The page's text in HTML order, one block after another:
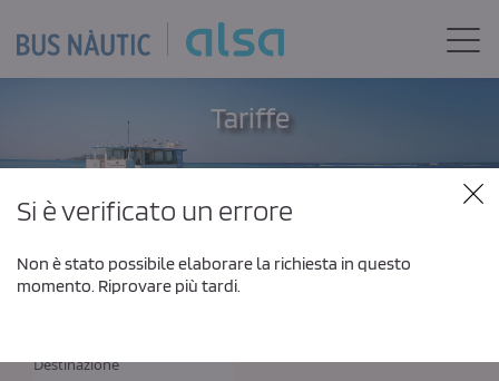
Tariffe
Il tuo biglietto flessibile, disponi di 30 giorni per
Origine
Destinazione
Si è verificato un errore
Non è stato possibile elaborare la richiesta in questo
momento. Riprovare più tardi.